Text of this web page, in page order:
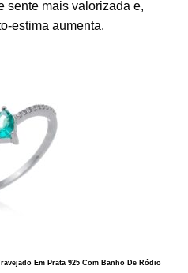
sente mais valorizada e,
estima aumenta.
Em Prata 925 Com Banho De Ródio